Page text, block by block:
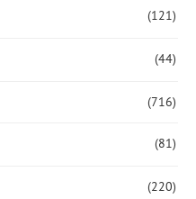
(121)
(44)
(716)
(81)
(220)